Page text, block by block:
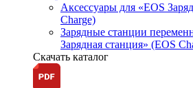
Аксессуары для «EOS
Charge)
Зарядные станции
Зарядная станция» (EOS
Скачать каталог